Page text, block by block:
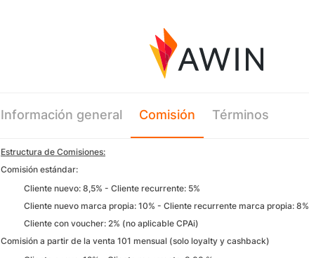
Información general Comisión Términos
Estructura de Comisiones:
Comisión estándar:
Cliente nuevo: 8,5% - Cliente recurrente: 5%
Cliente nuevo marca propia: 10% - Cliente recurrente marca propia: 8%
Cliente con voucher: 2% (no aplicable CPAi)
Comisión a partir de la venta 101 mensual (solo loyalty y cashback)